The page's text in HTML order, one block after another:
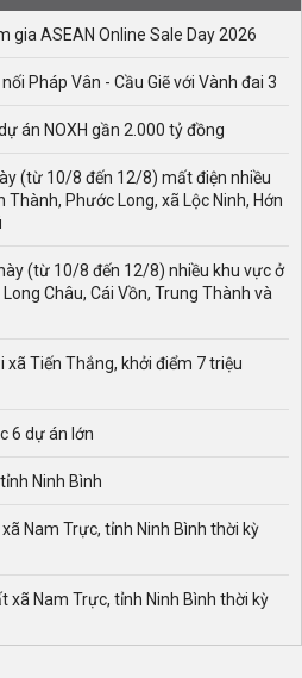
gia ASEAN Online Sale Day 2026
Pháp Vân - Cầu Giẽ với Vành đai 3
án NOXH gần 2.000 tỷ đồng
(từ 10/8 đến 12/8) mất điện nhiều
Phước Long, xã Lộc Ninh, Hớn
(từ 10/8 đến 12/8) nhiều khu vực ở
Châu, Cái Vồn, Trung Thành và
xã Tiến Thắng, khởi điểm 7 triệu
6 dự án lớn
Ninh Bình
Nam Trực, tỉnh Ninh Bình thời kỳ
xã Nam Trực, tỉnh Ninh Bình thời kỳ